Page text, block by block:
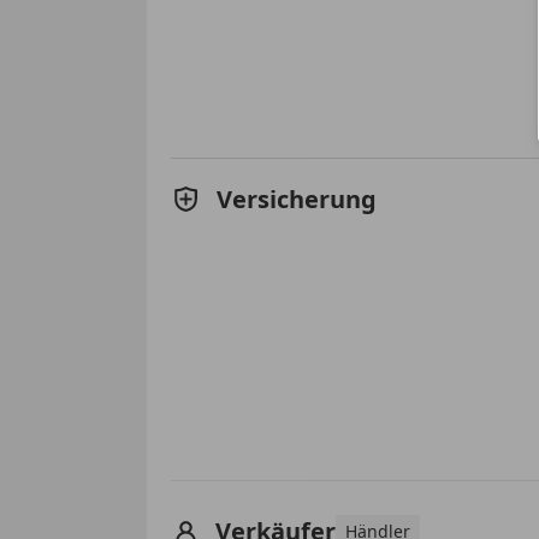
Versicherung
Verkäufer Händler